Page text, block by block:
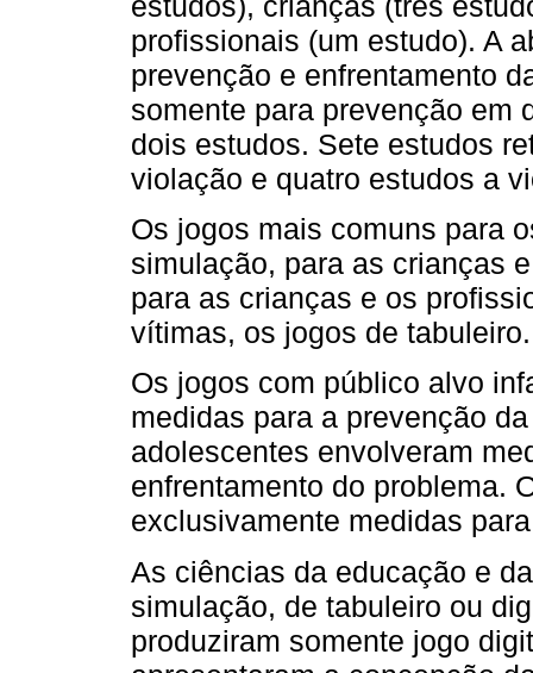
profissionais (um estudo). A
prevenção e enfrentamento
somente para prevenção em
dois estudos. Sete estudos
violação e quatro estudos a
Os jogos mais comuns para
simulação, para as crianças
para as crianças e os
vítimas, os jogos de tabuleiro.
Os jogos com público alvo
medidas para a prevenção
adolescentes envolveram
enfrentamento do problema.
exclusivamente medidas
As ciências da educação e
simulação, de tabuleiro ou
produziram somente jogo